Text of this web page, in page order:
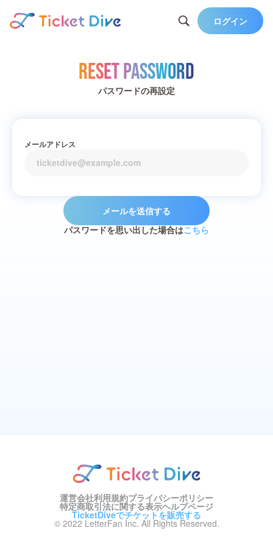
ログイン
Reset Password
パスワードの再設定
メールアドレス
メールを送信する
パスワードを思い出した場合はこちら
運営会社利用規約プライバシーポリシー
特定商取引法に関する表示ヘルプページ
TicketDiveでチケットを販売する
© 2022 LetterFan Inc. All Rights Reserved.